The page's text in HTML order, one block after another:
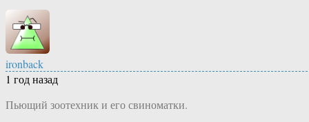
ironback
1 год назад
Пьющий зоотехник и его свиноматки.